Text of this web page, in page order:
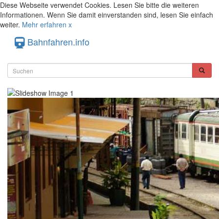
Diese Webseite verwendet Cookies. Lesen Sie bitte die weiteren
Informationen. Wenn Sie damit einverstanden sind, lesen Sie einfach
weiter. Mehr erfahren x
Bahnfahren.info